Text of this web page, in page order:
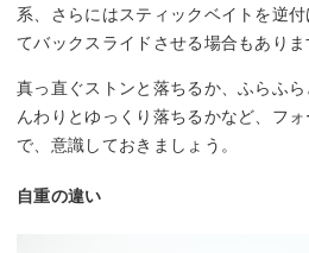
系、さらにはスティックベイトを逆
てバックスライドさせる場合もありま
真っ直ぐストンと落ちるか、ふらふ
んわりとゆっくり落ちるかなど、フ
で、意識しておきましょう。
自重の違い